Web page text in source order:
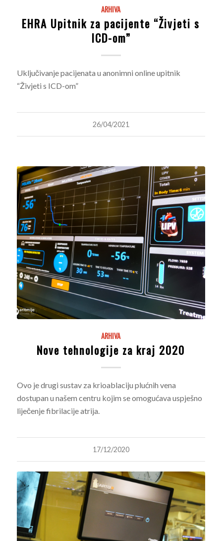
ARHIVA
EHRA Upitnik za pacijente “Živjeti s
ICD-om”
Uključivanje pacijenata u anonimni online upitnik
“Živjeti s ICD-om”
26/04/2021
ARHIVA
Nove tehnologije za kraj 2020
Ovo je drugi sustav za krioablaciju plućnih vena
dostupan u našem centru kojim se omogućava uspješno
liječenje fibrilacije atrija.
17/12/2020